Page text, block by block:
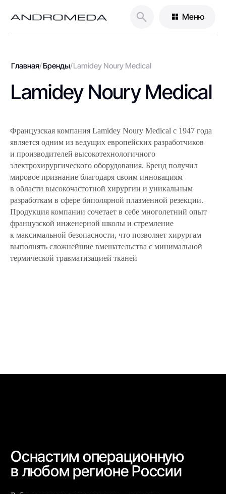
Lamidey Noury Medical
Французская компания Lamidey Noury Medical с 1947 года
является одним из ведущих европейских разработчиков
и производителей высокотехнологичного
электрохирургического оборудования. Бренд получил
мировое признание благодаря своим инновациям
в области высокочастотной хирургии и уникальным
разработкам в сфере биполярной плазменной резекции.
Продукция компании сочетает в себе многолетний опыт
французской инженерной школы и стремление
к максимальной безопасности, что позволяет хирургам
выполнять сложнейшие вмешательства с минимальной
термической травматизацией тканей
в любом регионе России
+7